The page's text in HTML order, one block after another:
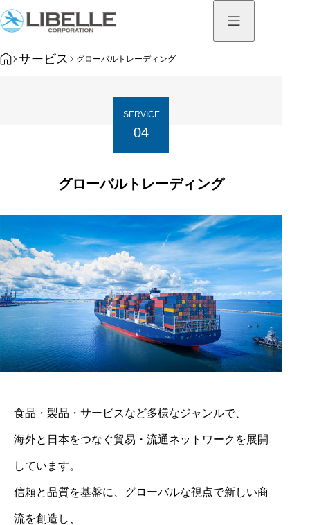
HOME
サービス グローバルトレーディング
SERVICE
04
グローバルトレーディング
食品・製品・サービスなど多様なジャンルで、
海外と日本をつなぐ貿易・流通ネットワークを展開
しています。
信頼と品質を基盤に、グローバルな視点で新しい商
流を創造し、